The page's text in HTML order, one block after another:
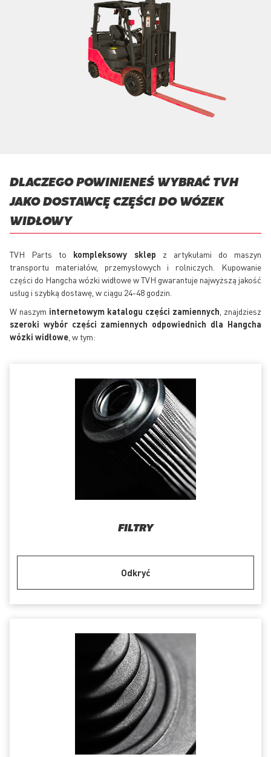
DLACZEGO POWINIENEŚ WYBRAĆ TVH
JAKO DOSTAWCĘ CZĘŚCI DO WÓZEK
WIDŁOWY
TVH Parts to kompleksowy sklep z artykułami do maszyn
transportu materiałów, przemysłowych i rolniczych. Kupowanie
części do Hangcha wózki widłowe w TVH gwarantuje najwyższą jakość
usług i szybką dostawę, w ciągu 24-48 godzin.
W naszym internetowym katalogu części zamiennych , znajdziesz
szeroki wybór części zamiennych odpowiednich dla Hangcha
wózki widłowe , w tym:
FILTRY
Odkryć